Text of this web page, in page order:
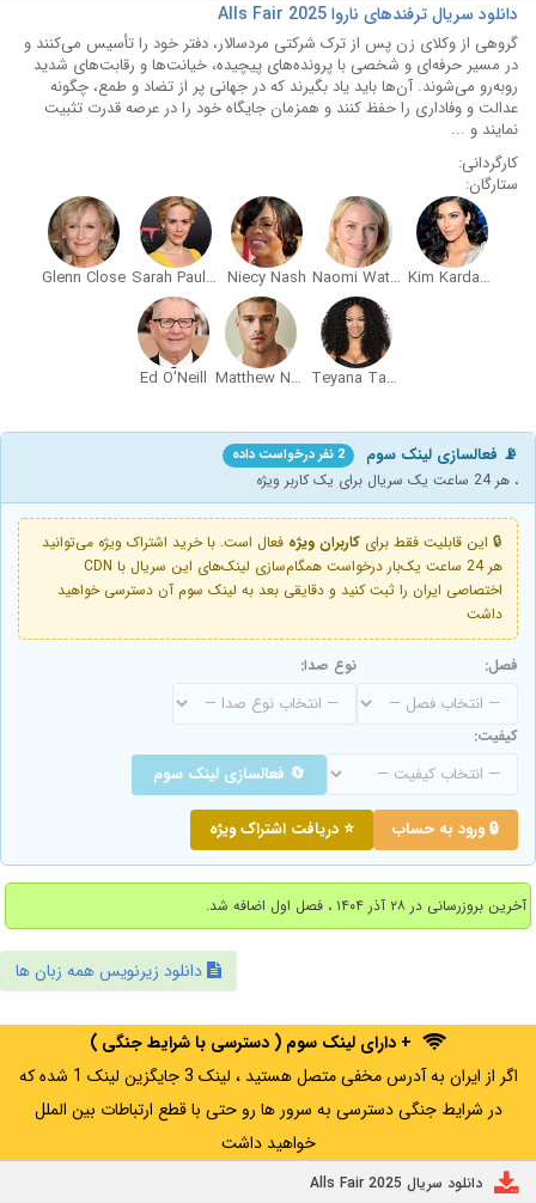
دانلود سریال ترفندهای ناروا Alls Fair 2025
گروهی از وکلای زن پس از ترک شرکتی مردسالار، دفتر خود را تأسیس می‌کنند و
در مسیر حرفه‌ای و شخصی با پرونده‌های پیچیده، خیانت‌ها و رقابت‌های شدید
روبه‌رو می‌شوند. آن‌ها باید یاد بگیرند که در جهانی پر از تضاد و طمع، چگونه
عدالت و وفاداری را حفظ کنند و همزمان جایگاه خود را در عرصه قدرت تثبیت
نمایند و ...
کارگردانی:
ستارگان:
Kim Kardashian West
Naomi Watts
Niecy Nash
Sarah Paulson
Glenn Close
Teyana Taylor
Matthew Noszka
Ed O'Neill
📡 فعالسازی لینک سوم 2 نفر درخواست داده
، هر 24 ساعت یک سریال برای یک کاربر ویژه
🔒 این قابلیت فقط برای کاربران ویژه فعال است. با خرید اشتراک ویژه می‌توانید
هر 24 ساعت یک‌بار درخواست همگام‌سازی لینک‌های این سریال با CDN
اختصاصی ایران را ثبت کنید و دقایقی بعد به لینک سوم آن دسترسی خواهید
داشت
فصل: نوع صدا:
کیفیت:
🔄 فعالسازی لینک سوم
🔒 ورود به حساب ⭐ دریافت اشتراک ویژه
آخرین بروزرسانی در ۲۸ آذر ۱۴۰۴ ، فصل اول اضافه شد.
دانلود زیرنویس همه زبان ها
+ دارای لینک سوم ( دسترسی با شرایط جنگی )
اگر از ایران به آدرس مخفی متصل هستید ، لینک 3 جایگزین لینک 1 شده که
در شرایط جنگی دسترسی به سرور ها رو حتی با قطع ارتباطات بین الملل
خواهید داشت
دانلود سریال Alls Fair 2025